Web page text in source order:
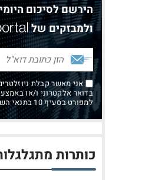
הירשם לסיכום
ולמבזקים של
אני מאשר קבלת
בדואר אלקטרוני ו/או
למפורט בסעיף 10 בתנאי השימוש
כותרות